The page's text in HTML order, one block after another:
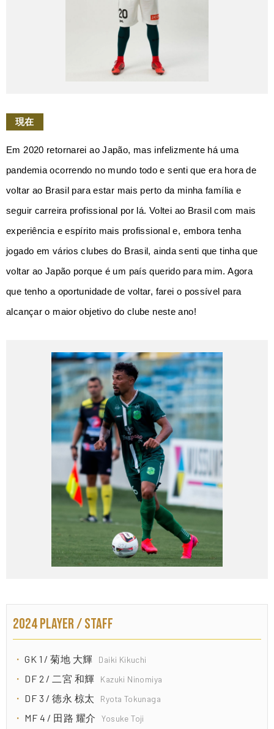
現在
Em 2020 retornarei ao Japão, mas infelizmente há uma
pandemia ocorrendo no mundo todo e senti que era hora de
voltar ao Brasil para estar mais perto da minha família e
seguir carreira profissional por lá. Voltei ao Brasil com mais
experiência e espírito mais profissional e, embora tenha
jogado em vários clubes do Brasil, ainda senti que tinha que
voltar ao Japão porque é um país querido para mim. Agora
que tenho a oportunidade de voltar, farei o possível para
alcançar o maior objetivo do clube neste ano!
2024 PLAYER / STAFF
GK 1 / 菊地 大輝 Daiki Kikuchi
DF 2 / 二宮 和輝 Kazuki Ninomiya
DF 3 / 徳永 椋太 Ryota Tokunaga
MF 4 / 田路 耀介 Yosuke Toji